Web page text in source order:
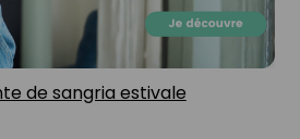
de sangria estivale